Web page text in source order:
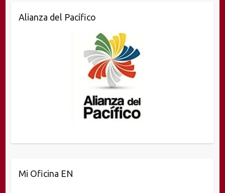
Alianza del Pacífico
Mi Oficina EN